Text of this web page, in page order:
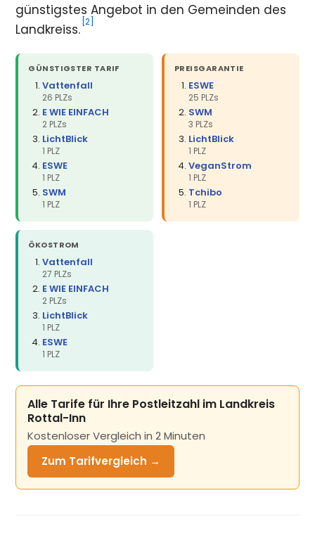
günstigstes Angebot in den Gemeinden des
Landkreiss. [2]
GÜNSTIGSTER TARIF
Vattenfall
26 PLZs
E WIE EINFACH
2 PLZs
LichtBlick
1 PLZ
ESWE
1 PLZ
SWM
1 PLZ
PREISGARANTIE
ESWE
25 PLZs
SWM
3 PLZs
LichtBlick
1 PLZ
VeganStrom
1 PLZ
Tchibo
1 PLZ
ÖKOSTROM
Vattenfall
27 PLZs
E WIE EINFACH
2 PLZs
LichtBlick
1 PLZ
ESWE
1 PLZ
Alle Tarife für Ihre Postleitzahl im Landkreis
Rottal-Inn
Kostenloser Vergleich in 2 Minuten
Zum Tarifvergleich →